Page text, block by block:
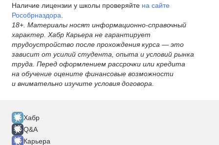
Наличие лицензии у школы проверяйте на сайте
Рособрназдора
18+. Материалы носят информационно-справочный
характер. Хабр Карьера не гарантирует
трудоустройство после прохождения курса — это
зависит от усилий студента, опыта и условий рынка
труда. Перед оформлением рассрочки или кредита
на обучение оцените финансовые возможности
и внимательно изучите условия договора.
Хабр
Q&A
Карьера